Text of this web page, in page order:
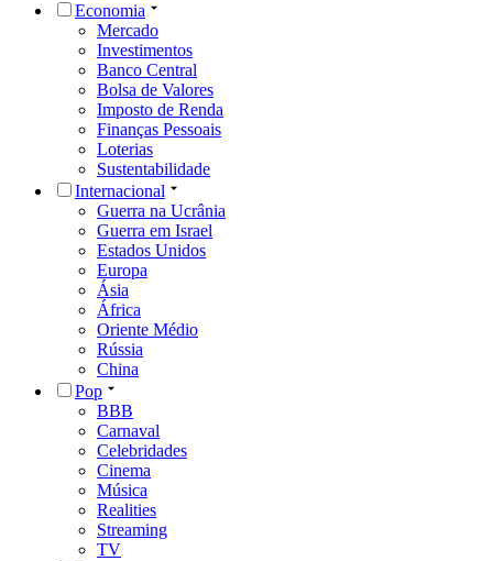
Economia
Mercado
Investimentos
Banco Central
Bolsa de Valores
Imposto de Renda
Finanças Pessoais
Loterias
Sustentabilidade
Internacional
Guerra na Ucrânia
Guerra em Israel
Estados Unidos
Europa
Ásia
África
Oriente Médio
Rússia
China
Pop
BBB
Carnaval
Celebridades
Cinema
Música
Realities
Streaming
TV